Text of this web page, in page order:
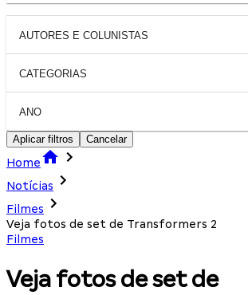
AUTORES E COLUNISTAS
CATEGORIAS
ANO
Aplicar filtros Cancelar
Home
Notícias
Filmes
Veja fotos de set de Transformers 2
Filmes
Veja fotos de set de